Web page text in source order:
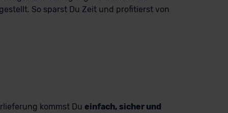
So sparst Du Zeit und profitierst von
kommst Du einfach, sicher und